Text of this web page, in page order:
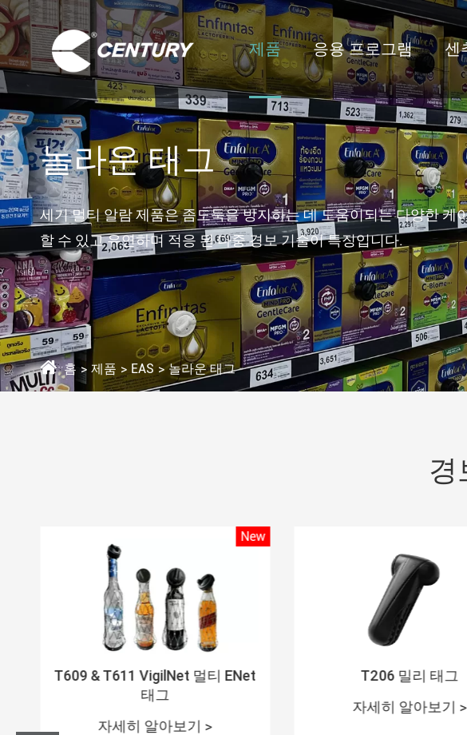
제품 응용 프로그램 센
놀라운 태그
세기 멀티 알람 제품은 좀도둑을 방지하는 데 도움이되는 다양한
할 수 있고 유연하며 적응 된 다중 경보 기술이 특징입니다.
홈 제품 EAS 놀라운 태그
경
New
T609 & T611 VigilNet 멀티 ENet
태그
자세히 알아보기 >
T206 밀리 태그
자세히 알아보기 >